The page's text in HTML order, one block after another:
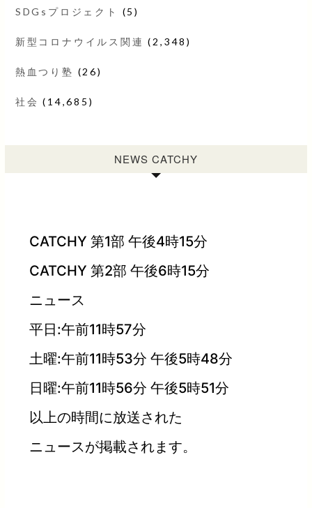
SDGsプロジェクト (5)
新型コロナウイルス関連 (2,348)
熱血つり塾 (26)
社会 (14,685)
NEWS CATCHY
CATCHY 第1部 午後4時15分
CATCHY 第2部 午後6時15分
ニュース
平日:午前11時57分
土曜:午前11時53分 午後5時48分
日曜:午前11時56分 午後5時51分
以上の時間に放送された
ニュースが掲載されます。